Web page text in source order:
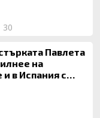
30
Павлета
на
в Испания с